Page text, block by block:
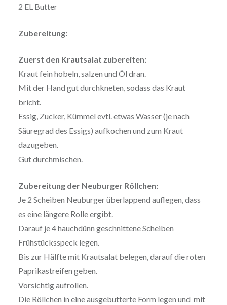
2 EL Butter
Zubereitung:
Zuerst den Krautsalat zubereiten:
Kraut fein hobeln, salzen und Öl dran.
Mit der Hand gut durchkneten, sodass das Kraut
bricht.
Essig, Zucker, Kümmel evtl. etwas Wasser (je nach
Säuregrad des Essigs) aufkochen und zum Kraut
dazugeben.
Gut durchmischen.
Zubereitung der Neuburger Röllchen:
Je 2 Scheiben Neuburger überlappend auflegen, dass
es eine längere Rolle ergibt.
Darauf je 4 hauchdünn geschnittene Scheiben
Frühstücksspeck legen.
Bis zur Hälfte mit Krautsalat belegen, darauf die roten
Paprikastreifen geben.
Vorsichtig aufrollen.
Die Röllchen in eine ausgebutterte Form legen und mit